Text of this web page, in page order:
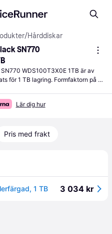
/Hårddiskar
SN770
WDS100T3X0E 1TB är av
för 1 TB lagring. Formfaktorn på
Lär dig hur
Pris med frakt
1 TB 3 034 kr